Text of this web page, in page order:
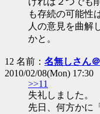
も存続の可能性
人の意見を曲解
かと。
12 名前： 名無しさん
2010/02/08(Mon) 17:30
>>11
失礼しました。
先日、何方かに